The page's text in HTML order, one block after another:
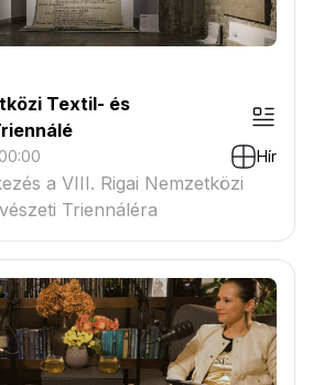
Textil- és
Hír
a VIII. Rigai Nemzetközi
Triennáléra